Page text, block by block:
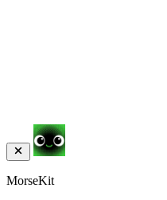
MorseKit